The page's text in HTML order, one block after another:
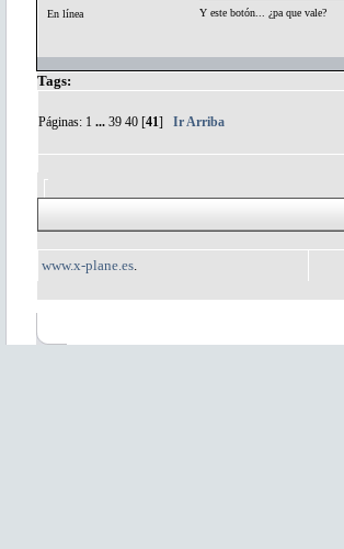
En línea Y este botón... ¿pa que vale?
Tags:
Páginas: 1 ... 39 40 [41] Ir Arriba
www.x-plane.es